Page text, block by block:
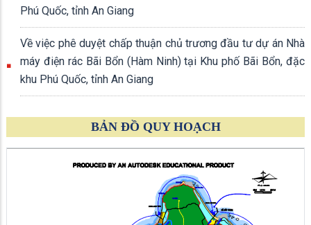
Phú Quốc, tỉnh An Giang
Về việc phê duyệt chấp thuận chủ trương đầu tư dự án Nhà
máy điện rác Bãi Bổn (Hàm Ninh) tại Khu phố Bãi Bổn, đặc
khu Phú Quốc, tỉnh An Giang
BẢN ĐỒ QUY HOẠCH